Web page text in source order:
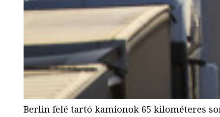
Berlin felé tartó kamionok 65 kilométeres